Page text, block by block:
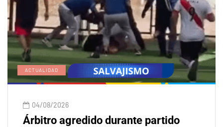
ACTUALIDAD
04/08/2026
Árbitro agredido durante partido